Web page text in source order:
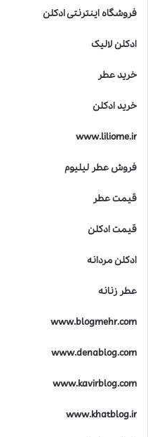
فروشگاه اینترنتی ادکلن
ادکلن لالیک
خرید عطر
خرید ادکلن
www.liliome.ir
فروش عطر لیلیوم
قیمت عطر
قیمت ادکلن
ادکلن مردانه
عطر زنانه
www.blogmehr.com
www.denablog.com
www.kavirblog.com
www.khatblog.ir